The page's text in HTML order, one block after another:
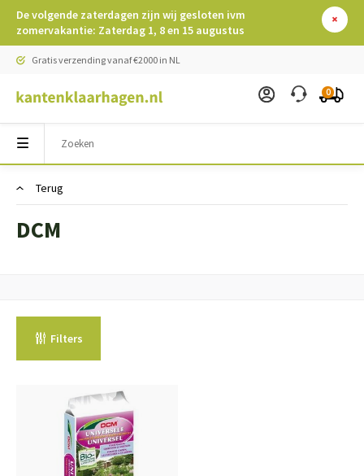
De volgende zaterdagen zijn wij gesloten ivm
zomervakantie: Zaterdag 1, 8 en 15 augustus
Gratis verzending vanaf €2000 in NL
0
Terug
DCM
Filters